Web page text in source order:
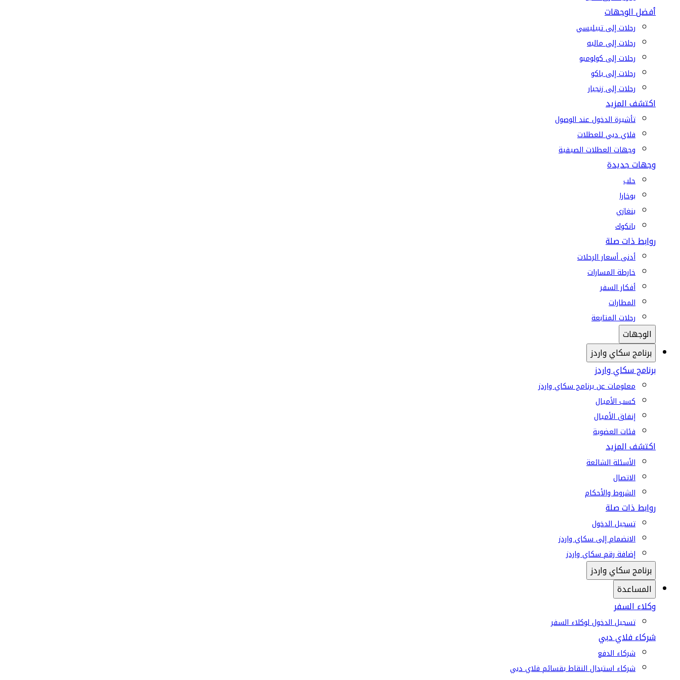
أفضل الوجهات
رحلات إلى تبيليسي
رحلات إلى ماليه
رحلات إلى كولومبو
رحلات إلى باكو
رحلات إلى زنجبار
اكتشف المزيد
تأشيرة الدخول عند الوصول
فلاي دبي للعطلات
وجهات العطلات الصيفية
وجهات جديدة
حلب
بوخارا
بنغازي
بانكوك
روابط ذات صلة
أدنى أسعار الرحلات
خارطة المسارات
أفكار السفر
المطارات
رحلات المتابعة
الوجهات
برنامج سكاي واردز
برنامج سكاي واردز
معلومات عن برنامج سكاي واردز
كسب الأميال
إنفاق الأميال
فئات العضوية
اكتشف المزيد
الأسئلة الشائعة
الاتصال
الشروط والأحكام
روابط ذات صلة
تسجيل الدخول
الانضمام إلى سكاي واردز
إضافة رقم سكاي واردز
برنامج سكاي واردز
المساعدة
وكلاء السفر
تسجيل الدخول لوكلاء السفر
شركاء فلاي دبي
شركاء الدفع
شركاء استبدال النقاط بقسائم فلاي دبي